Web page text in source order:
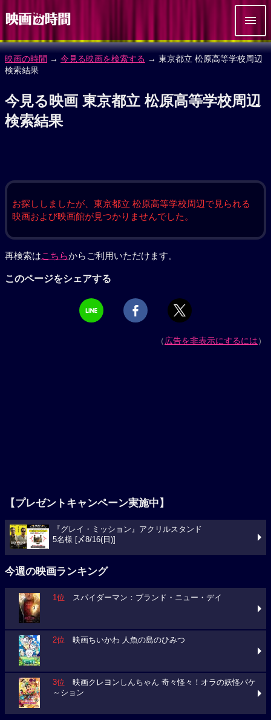
映画の時間 → 今見る映画を検索する → 東京都立 松原高等学校周辺
検索結果
今見る映画 東京都立 松原高等学校周辺
検索結果
お探ししましたが、東京都立 松原高等学校周辺で見られる
映画および映画館が見つかりませんでした。
再検索はこちらからご利用いただけます。
このページをシェアする
（広告を非表示にするには）
【プレゼントキャンペーン実施中】
『グレイ・ミッション』アクリルスタンド
5名様 [〆8/16(日)]
今週の映画ランキング
1位 スパイダーマン：ブランド・ニュー・デイ
2位 映画ちいかわ 人魚の島のひみつ
3位 映画クレヨンしんちゃん 奇々怪々！オラの妖怪バケ
～ション